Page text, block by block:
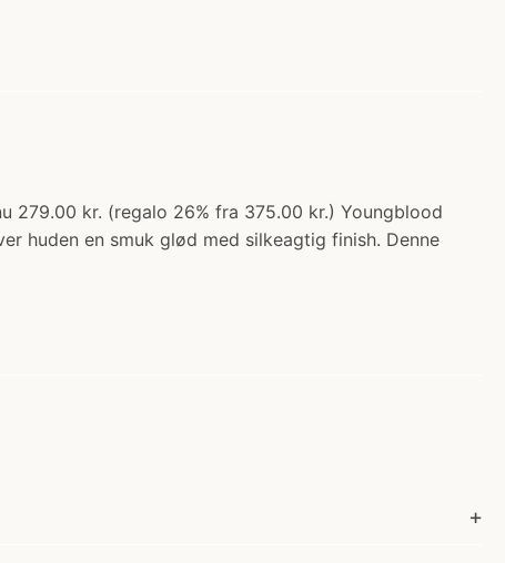
279.00 kr. (regalo 26% fra 375.00 kr.) Youngblood
huden en smuk glød med silkeagtig finish. Denne